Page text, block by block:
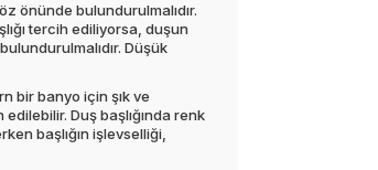
önünde bulundurulmalıdır.
tercih ediliyorsa, duşun
Düşük
bir banyo için şık ve
Duş başlığında renk
başlığın işlevselliği,